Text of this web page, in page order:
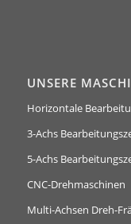
UNSERE
Horizontale
3-Achs
5-Achs
CNC-Drehmaschinen
Multi-Achsen Dreh-